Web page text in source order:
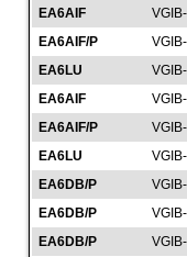
EA6AIF
EA6AIF/P
EA6LU
EA6AIF
EA6AIF/P
EA6LU
EA6DB/P
EA6DB/P
EA6DB/P